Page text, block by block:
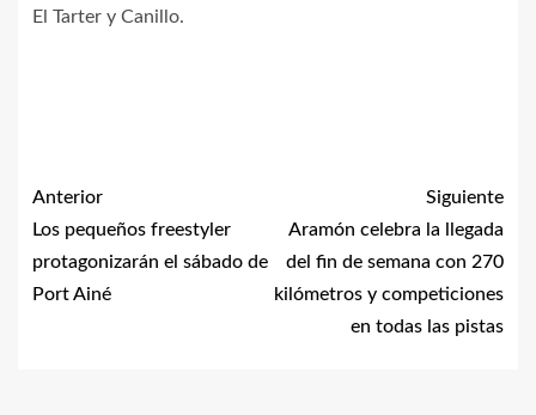
El Tarter y Canillo.
Anterior
Los pequeños freestyler
protagonizarán el sábado de
Port Ainé
Siguiente
Aramón celebra la llegada
del fin de semana con 270
kilómetros y competiciones
en todas las pistas